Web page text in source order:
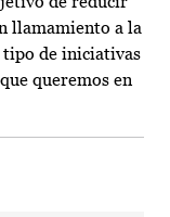
llamamiento a la
tipo de iniciativas
queremos en